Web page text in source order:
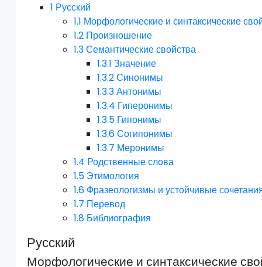
1 Русский
1.1 Морфологические и синтаксические
1.2 Произношение
1.3Семантические свойства
1.3.1 Значение
1.3.2Синонимы
1.3.3Антонимы
1.3.4 Гиперонимы
1.3.5 Гипонимы
1.3.6Согипонимы
1.3.7 Меронимы
1.4 Родственные слова
1.5 Этимология
1.6 Фразеологизмы и устойчивые
1.7 Перевод
1.8 Библиография
Русский
Морфологические и синтаксические